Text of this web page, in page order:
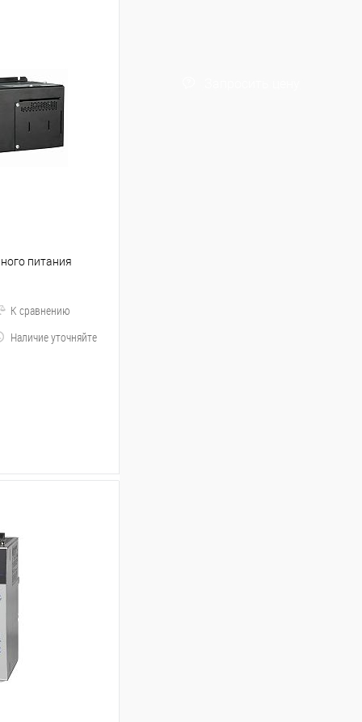
питания
К сравнению
Наличие уточняйте